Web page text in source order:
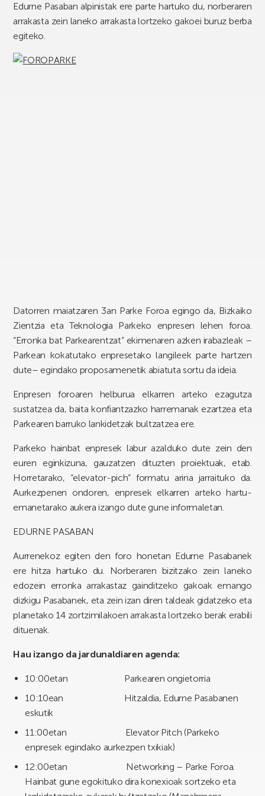
Edurne Pasaban alpinistak ere parte hartuko du, norberaren
arrakasta zein laneko arrakasta lortzeko gakoei buruz berba
egiteko.
Datorren maiatzaren 3an Parke Foroa egingo da, Bizkaiko
Zientzia eta Teknologia Parkeko enpresen lehen foroa.
“Erronka bat Parkearentzat” ekimenaren azken irabazleak –
Parkean kokatutako enpresetako langileek parte hartzen
dute– egindako proposamenetik abiatuta sortu da ideia.
Enpresen foroaren helburua elkarren arteko ezagutza
sustatzea da, baita konfiantzazko harremanak ezartzea eta
Parkearen barruko lankidetzak bultzatzea ere.
Parkeko hainbat enpresek labur azalduko dute zein den
euren eginkizuna, gauzatzen dituzten proiektuak, etab.
Horretarako, “elevator-pich” formatu arina jarraituko da.
Aurkezpenen ondoren, enpresek elkarren arteko hartu-
emanetarako aukera izango dute gune informaletan.
EDURNE PASABAN
Aurrenekoz egiten den foro honetan Edurne Pasabanek
ere hitza hartuko du. Norberaren bizitzako zein laneko
edozein erronka arrakastaz gainditzeko gakoak emango
dizkigu Pasabanek, eta zein izan diren taldeak gidatzeko eta
planetako 14 zortzimilakoen arrakasta lortzeko berak erabili
dituenak.
Hau izango da jardunaldiaren agenda:
10:00etan Parkearen ongietorria
10:10ean Hitzaldia, Edurne Pasabanen
eskutik
11:00etan Elevator Pitch (Parkeko
enpresek egindako aurkezpen txikiak)
12:00etan Networking – Parke Foroa.
Hainbat gune egokituko dira konexioak sortzeko eta